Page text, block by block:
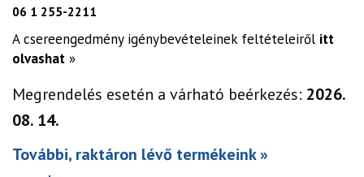
06 1 255-2211
A csereengedmény igénybevételeinek feltételeiről itt
olvashat »
Megrendelés esetén a várható beérkezés: 2026.
08. 14.
További, raktáron lévő termékeink »